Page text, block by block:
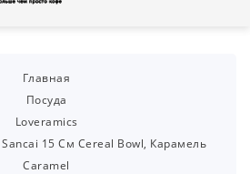
Главная
Посуда
Loveramics
15 См Cereal Bowl, Карамель
Caramel